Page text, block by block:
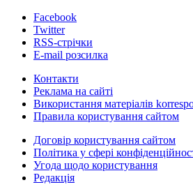
Facebook
Twitter
RSS-стрічки
E-mail розсилка
Контакти
Реклама на сайті
Використання матеріалів
Правила користування сайтом
Договір користування сайтом
Політика у сфері
Угода щодо користування
Редакція